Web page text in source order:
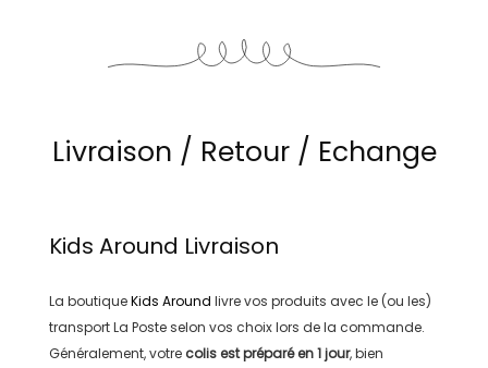
Livraison / Retour / Echange
Kids Around Livraison
La boutiqueKids Around livre vos produits avec le (ou les)
transportLa Posteselon vos choix lors de la commande.
Généralement, votre colis est préparé en1 jour, bien